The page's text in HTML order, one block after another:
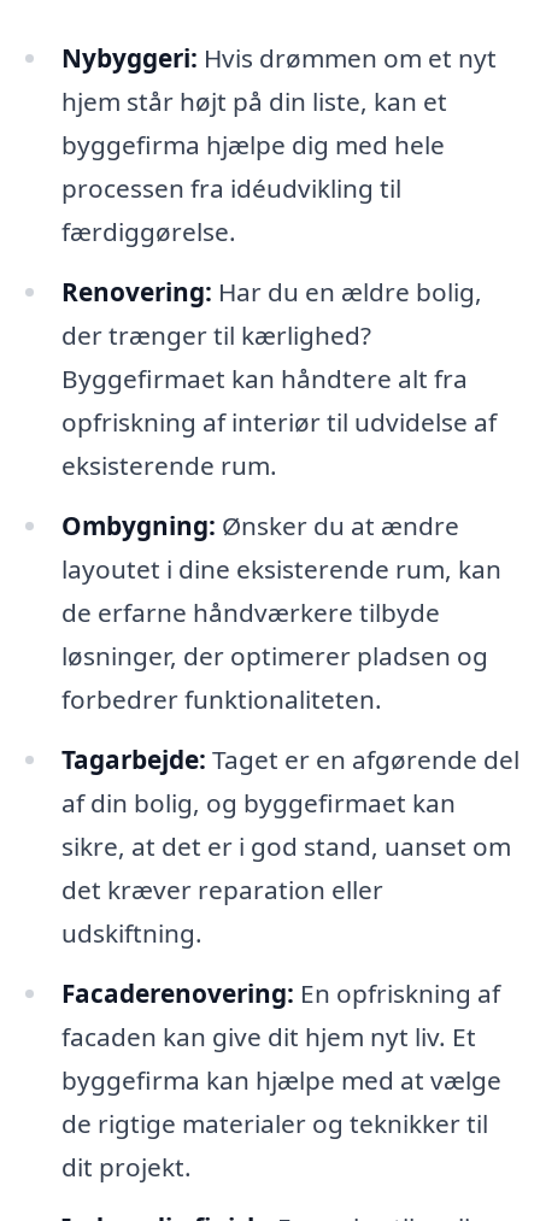
Nybyggeri: Hvis drømmen om et nyt
hjem står højt på din liste, kan et
byggefirma hjælpe dig med hele
processen fra idéudvikling til
færdiggørelse.
Renovering: Har du en ældre bolig,
der trænger til kærlighed?
Byggefirmaet kan håndtere alt fra
opfriskning af interiør til udvidelse af
eksisterende rum.
Ombygning: Ønsker du at ændre
layoutet i dine eksisterende rum, kan
de erfarne håndværkere tilbyde
løsninger, der optimerer pladsen og
forbedrer funktionaliteten.
Tagarbejde: Taget er en afgørende del
af din bolig, og byggefirmaet kan
sikre, at det er i god stand, uanset om
det kræver reparation eller
udskiftning.
Facaderenovering: En opfriskning af
facaden kan give dit hjem nyt liv. Et
byggefirma kan hjælpe med at vælge
de rigtige materialer og teknikker til
dit projekt.